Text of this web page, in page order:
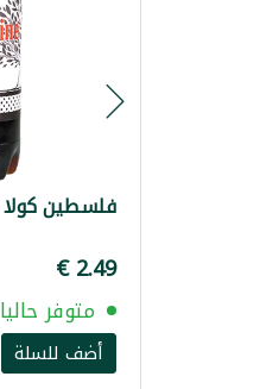
فلسطين كولا 1.5لتر
متوفر حاليا
أضف للسلة